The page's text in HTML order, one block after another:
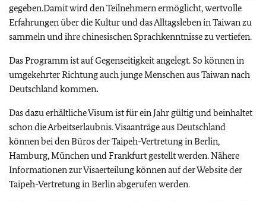
gegeben.Damit wird den Teilnehmern ermöglicht, wertvolle
Erfahrungen über die Kultur und das Alltagsleben in Taiwan zu
sammeln und ihre chinesischen Sprachkenntnisse zu vertiefen.
Das Programm ist auf Gegenseitigkeit angelegt. So können in
umgekehrter Richtung auch junge Menschen aus Taiwan nach
Deutschland kommen.
Das dazu erhältliche Visum ist für ein Jahr gültig und beinhaltet
schon die Arbeitserlaubnis. Visaanträge aus Deutschland
können bei den Büros der Taipeh-Vertretung in Berlin,
Hamburg, München und Frankfurt gestellt werden. Nähere
Informationen zur Visaerteilung können auf der Website der
Taipeh-Vertretung in Berlin abgerufen werden.